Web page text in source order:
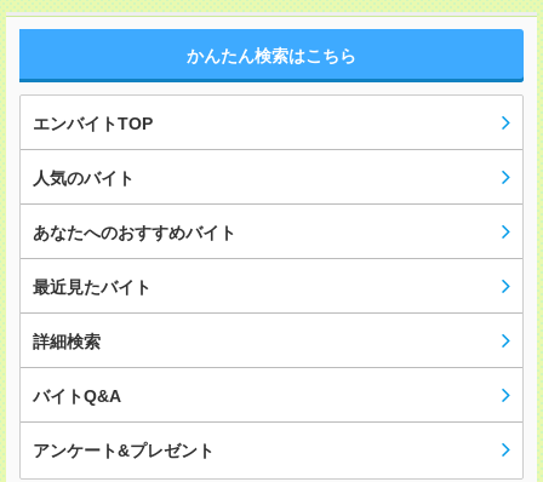
かんたん検索はこちら
エンバイトTOP
人気のバイト
あなたへのおすすめバイト
最近見たバイト
詳細検索
バイトQ&A
アンケート&プレゼント